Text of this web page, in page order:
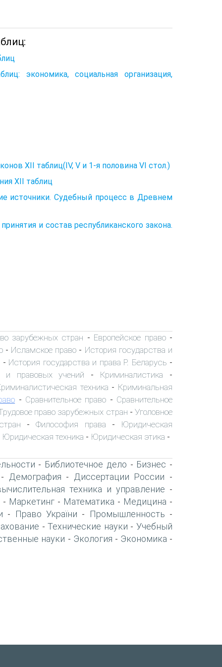
экономика, социальная организация,
XII таблиц(IV, V и 1-я половина VI стол.)
XII таблиц
источники. Судебный процесс в Древнем
и состав республиканского закона.
зарубежных стран - Европейское право-
- Исламское право - История государства и
- История государства и права Р. Беларусь -
и правовых учений - Криминалистика -
техника - Криминальная
- Сравнительное право - Сравнительное
право зарубежных стран -Уголовное
-Философия права - Юридическая
Юридическая техника - Юридическая этика -
- Библиотечное дело - Бизнес -
Демография - Диссертации России -
техника и управление -
- Маркетинг - Математика - Медицина -
- Право України - Промышленность -
-Технические науки -Учебный
науки - Экология - Экономика -